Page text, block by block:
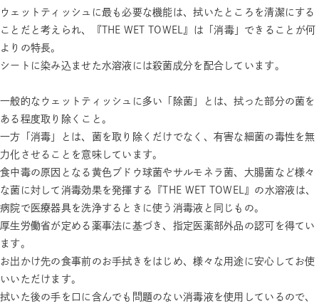
ウェットティッシュに最も必要な機能は、拭いたところを清潔にする
ことだと考えられ、『THE WET TOWEL』は「消毒」できることが何
よりの特長。
シートに染み込ませた水溶液には殺菌成分を配合しています。
一般的なウェットティッシュに多い「除菌」とは、拭った部分の菌を
ある程度取り除くこと。
一方「消毒」とは、菌を取り除くだけでなく、有害な細菌の毒性を無
力化させることを意味しています。
食中毒の原因となる黄色ブドウ球菌やサルモネラ菌、大腸菌など様々
な菌に対して消毒効果を発揮する『THE WET TOWEL』の水溶液は、
病院で医療器具を洗浄するときに使う消毒液と同じもの。
厚生労働省が定める薬事法に基づき、指定医薬部外品の認可を得てい
ます。
お出かけ先の食事前のお手拭きをはじめ、様々な用途に安心してお使
いいただけます。
拭いた後の手を口に含んでも問題のない消毒液を使用しているので、